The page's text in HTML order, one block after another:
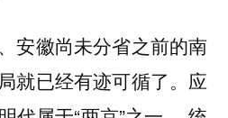
安徽尚未分省之前的南
就已经有迹可循了。应